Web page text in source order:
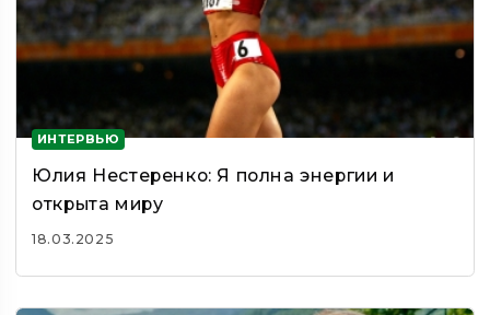
ИНТЕРВЬЮ
Юлия Нестеренко: Я полна энергии и
открыта миру
18.03.2025